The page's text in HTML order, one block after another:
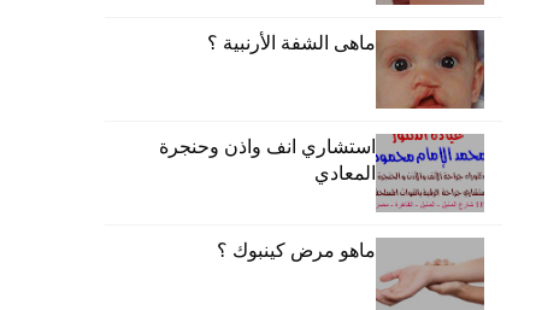
ماهى الشفة الأرنبية ؟
استشاري انف واذن وحنجرة
المعادي
ماهو مرض كينبوك ؟